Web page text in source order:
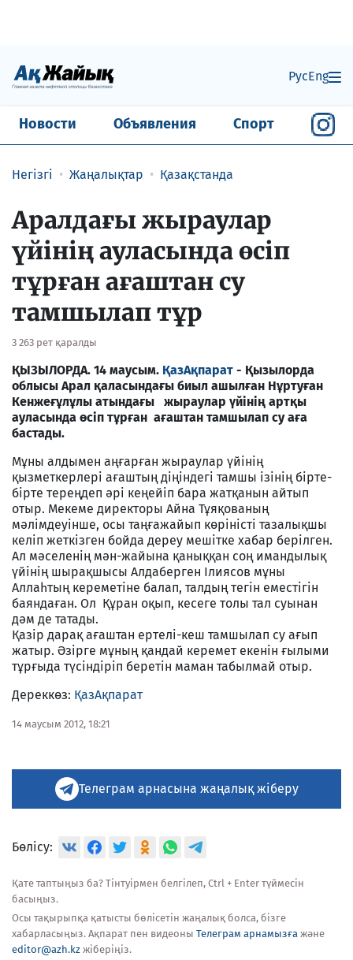
РусEng
Новости Объявления Спорт
Негізгі Жаңалықтар Қазақстанда
Аралдағы жыраулар
үйінің ауласында өсіп
тұрған ағаштан су
тамшылап тұр
3 263 рет қаралды
ҚЫЗЫЛОРДА. 14 маусым. ҚазАқпарат - Қызылорда
облысы Арал қаласындағы биыл ашылған Нұртуған
Кенжеғұлұлы атындағы жыраулар үйінің артқы
ауласында өсіп тұрған ағаштан тамшылап су аға
бастады.
Мұны алдымен аңғарған жыраулар үйінің
қызметкерлері ағаштың діңіндегі тамшы ізінің бірте-
бірте тереңдеп әрі кеңейіп бара жатқанын айтып
отыр. Мекеме директоры Айна Тұяқованың
мәлімдеуінше, осы таңғажайып көріністі тазалықшы
келіп жеткізген бойда дереу мешітке хабар берілген.
Ал мәселенің мән-жайына қаныққан соң имандылық
үйінің шырақшысы Алдаберген Ілиясов мұны
Аллаһтың кереметіне балап, талдың тегін еместігін
баяндаған. Ол Құран оқып, кесеге толы тал суынан
дәм де татады.
Қазір дарақ ағаштан ертелі-кеш тамшылап су ағып
жатыр. Әзірге мұның қандай керемет екенін ғылыми
тұрғыда түсіндіріп беретін маман табылмай отыр.
Дереккөз: ҚазАқпарат
14 маусым 2012, 18:21
Телеграм арнасына жаңалық жіберу
Бөлісу:
Қате таптыңыз ба? Тінтуірмен белгілеп, Ctrl + Enter түймесін
басыңыз.
Осы тақырыпқа қатысты бөлісетін жаңалық болса, бізге
хабарласыңыз. Ақпарат пен видеоны Телеграм арнамызға және
editor@azh.kz жіберіңіз.